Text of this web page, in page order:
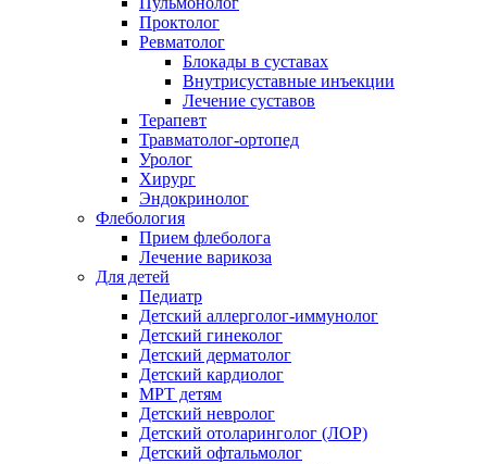
Проктолог
Ревматолог
Блокады в суставах
Внутрисуставные инъекции
Лечение суставов
Терапевт
Травматолог-ортопед
Уролог
Хирург
Эндокринолог
Флебология
Прием флеболога
Лечение варикоза
Для детей
Педиатр
Детский аллерголог-иммунолог
Детский гинеколог
Детский дерматолог
Детский кардиолог
МРТ детям
Детский невролог
Детский отоларинголог (ЛОР)
Детский офтальмолог